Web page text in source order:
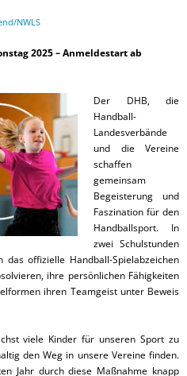
NWLS
2025 – Anmeldestart ab
Der DHB, die
Handball-
Landesverbände
und die Vereine
schaffen
gemeinsam
Begeisterung und
Faszination für den
Handballsport. In
zwei Schulstunden
offizielle Handball-​​​Spielabzeichen
ihre persönlichen Fähigkeiten
ihren Teamgeist unter Beweis
viele Kinder für unseren Sport zu
den Weg in unsere Vereine finden.
Jahr durch diese Maßnahme knapp